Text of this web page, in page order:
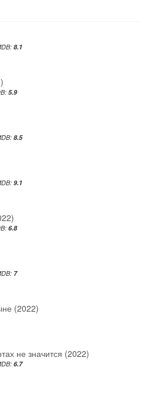
8.1
5.9
8.5
9.1
6.8
7
(2022)
не значится (2022)
6.7